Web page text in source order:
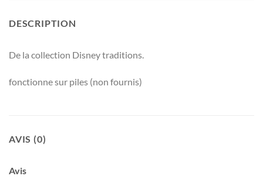
DESCRIPTION
De la collection Disney traditions.
fonctionne sur piles (non fournis)
AVIS (0)
Avis